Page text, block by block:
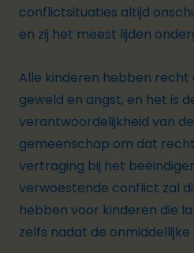
conflictsituaties altijd
en zij het meest lijden
Alle kinderen hebben recht
geweld en angst, en het is
verantwoordelijkheid van
gemeenschap om dat
vertraging bij het
verwoestende conflict zal
hebben voor kinderen die
zelfs nadat de onmiddellijke